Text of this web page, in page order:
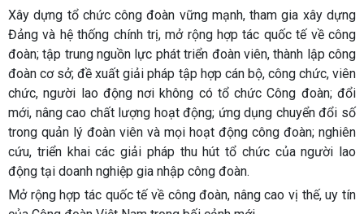
Xây dựng tổ chức công đoàn vững mạnh, tham gia xây dựng
Đảng và hệ thống chính trị, mở rộng hợp tác quốc tế về công
đoàn; tập trung nguồn lực phát triển đoàn viên, thành lập công
đoàn cơ sở; đề xuất giải pháp tập hợp cán bộ, công chức, viên
chức, người lao động nơi không có tổ chức Công đoàn; đổi
mới, nâng cao chất lượng hoạt động; ứng dụng chuyển đổi số
trong quản lý đoàn viên và mọi hoạt động công đoàn; nghiên
cứu, triển khai các giải pháp thu hút tổ chức của người lao
động tại doanh nghiệp gia nhập công đoàn.
Mở rộng hợp tác quốc tế về công đoàn, nâng cao vị thế, uy tín